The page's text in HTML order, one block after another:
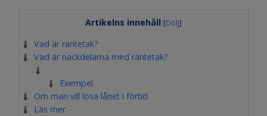
Artikelns innehåll [Dölj]
Vad är räntetak?
Vad är nackdelarna med räntetak?
Exempel
Om man vill lösa lånet i förtid
Läs mer